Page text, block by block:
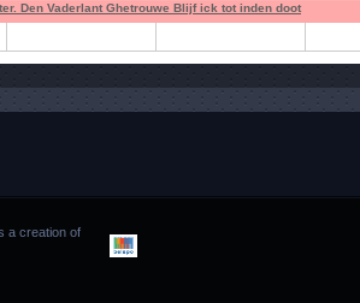
Den Vaderlant Ghetrouwe Blijf ick tot inden doot
a creation of